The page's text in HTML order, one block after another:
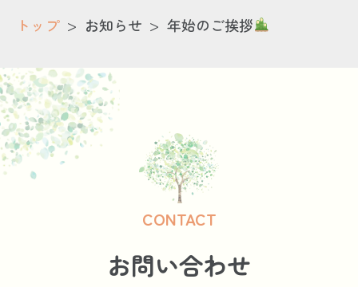
トップ > お知らせ > 年始のご挨拶
CONTACT
お問い合わせ